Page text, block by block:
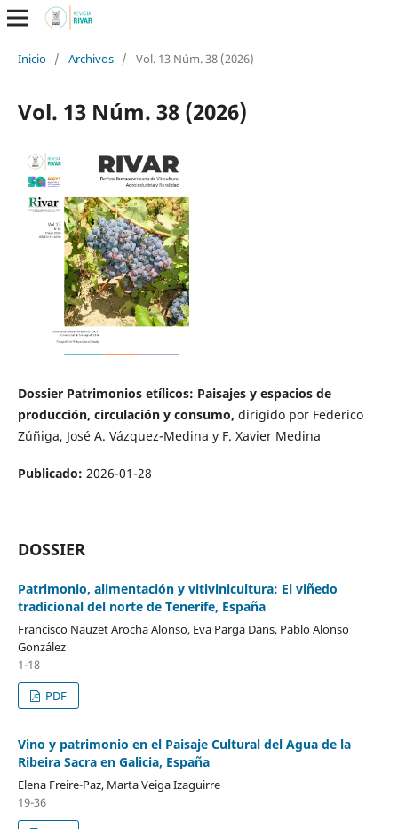
Inicio / Archivos / Vol. 13 Núm. 38 (2026)
Vol. 13 Núm. 38 (2026)
Dossier Patrimonios etílicos: Paisajes y espacios de
producción, circulación y consumo, dirigido por Federico
Zúñiga, José A. Vázquez-Medina y F. Xavier Medina
Publicado: 2026-01-28
DOSSIER
Patrimonio, alimentación y vitivinicultura: El viñedo
tradicional del norte de Tenerife, España
Francisco Nauzet Arocha Alonso, Eva Parga Dans, Pablo Alonso
González
1-18
PDF
Vino y patrimonio en el Paisaje Cultural del Agua de la
Ribeira Sacra en Galicia, España
Elena Freire-Paz, Marta Veiga Izaguirre
19-36